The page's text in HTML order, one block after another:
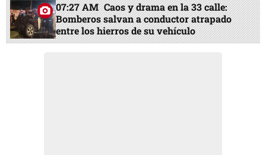
07:27 AM Caos y drama en la 33 calle:
Bomberos salvan a conductor atrapado
entre los hierros de su vehículo